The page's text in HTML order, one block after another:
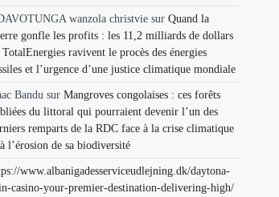
wanzola christvie sur Quand la
gonfle les profits : les 11,2 milliards de dollars
TotalEnergies ravivent le procès des énergies
et l’urgence d’une justice climatique mondiale
Bandu sur Mangroves congolaises : ces forêts
du littoral qui pourraient devenir l’un des
remparts de la RDC face à la crise climatique
l’érosion de sa biodiversité
www.albanigadesserviceudlejning.dk/daytona-
casino-your-premier-destination-delivering-high/